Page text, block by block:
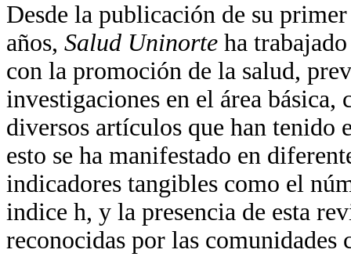
Desde la publicación de su
años, Salud Uninorte ha
con la promoción de la salud,
investigaciones en el área
diversos artículos que han tenido
esto se ha manifestado en
indicadores tangibles como el
indice h, y la presencia de esta
reconocidas por las